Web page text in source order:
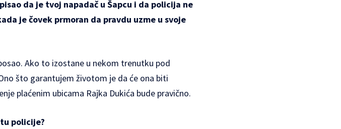
da je tvoj napadač u Šapcu i da policija ne
je čovek prmoran da pravdu uzme u svoje
Ako to izostane u nekom trenutku pod
što garantujem životom je da će ona biti
plaćenim ubicama Rajka Dukića bude pravično.
policije?